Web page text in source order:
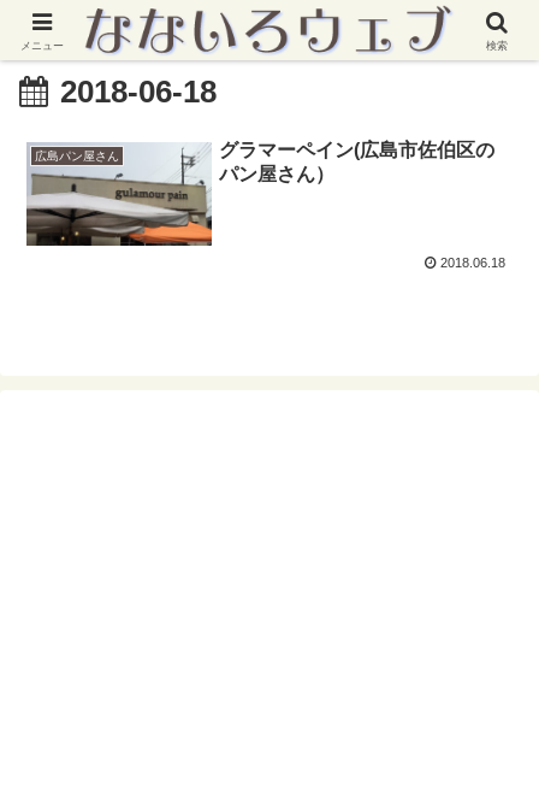
2018-06-18
広島パン屋さん
グラマーペイン(広島市佐伯区の
パン屋さん）
2018.06.18
メニュー 検索